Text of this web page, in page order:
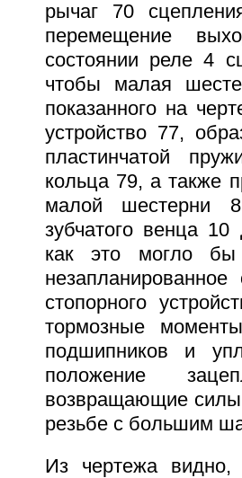
рычаг 70
перемещение
состоянии реле 4
чтобы малая
показанного на
устройство 77,
пластинчатой
кольца 79, а также
малой шестерни
зубчатого венца 10
как это могло бы
стопорного
тормозные
подшипников и
положение
возвращающие
резьбе с большим
Из чертежа